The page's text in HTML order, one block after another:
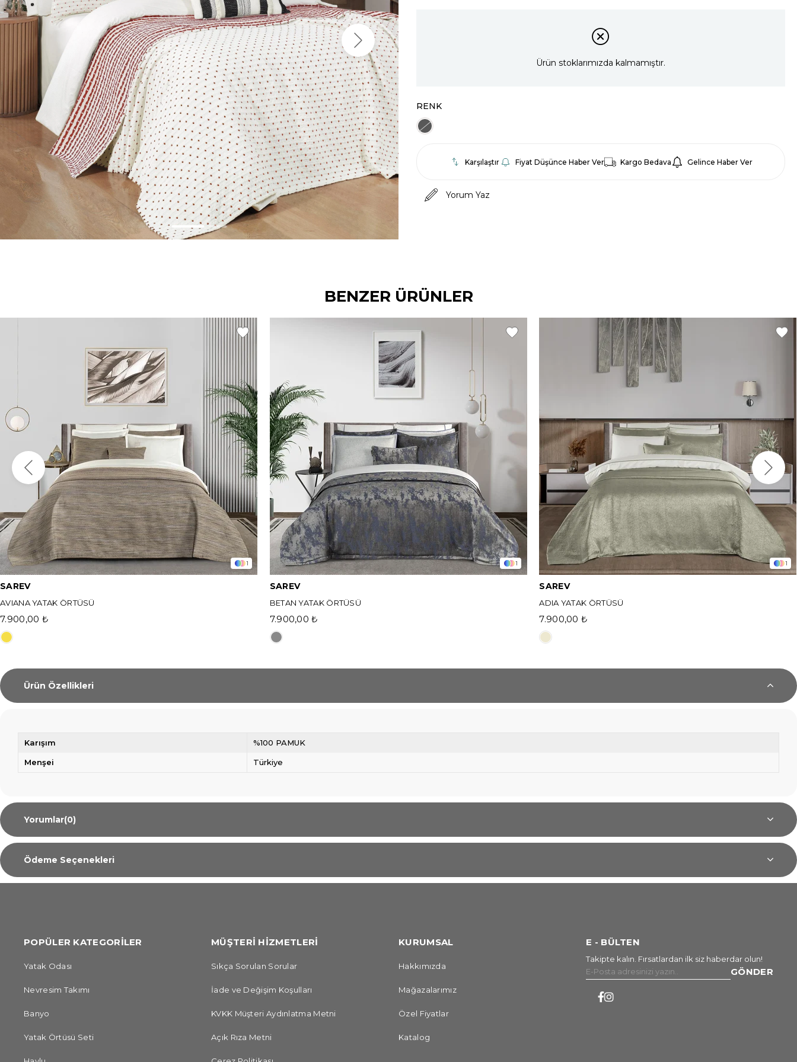
Ürün stoklarımızda kalmamıştır.
RENK
Karşılaştır Fiyat Düşünce Haber Ver Kargo Bedava Gelince Haber Ver
Yorum Yaz
BENZER ÜRÜNLER
1
SAREV
AVIANA YATAK ÖRTÜSÜ
7.900,00 ₺
1
SAREV
BETAN YATAK ÖRTÜSÜ
7.900,00 ₺
1
SAREV
ADIA YATAK ÖRTÜSÜ
7.900,00 ₺
Ürün Özellikleri
Karışım %100 PAMUK
Menşei Türkiye
Yorumlar(0)
Ödeme Seçenekleri
POPÜLER KATEGORİLER
Yatak Odası
Nevresim Takımı
Banyo
Yatak Örtüsü Seti
MÜŞTERİ HİZMETLERİ
Sıkça Sorulan Sorular
İade ve Değişim Koşulları
KVKK Müşteri Aydınlatma Metni
Açık Rıza Metni
KURUMSAL
Hakkımızda
Mağazalarımız
Özel Fiyatlar
Katalog
E - BÜLTEN
Takipte kalın. Fırsatlardan ilk siz haberdar olun!
GÖNDER